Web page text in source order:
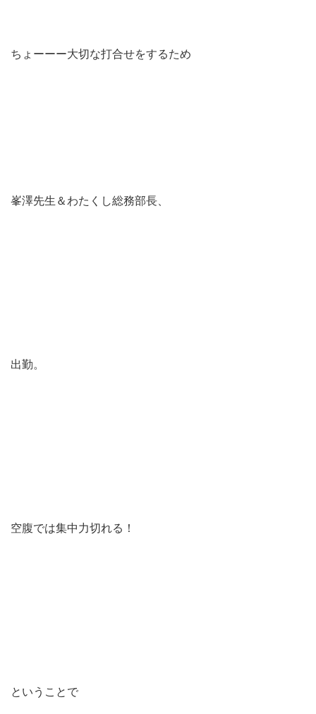
ちょーーー大切な打合せをするため
峯澤先生＆わたくし総務部長、
出勤。
空腹では集中力切れる！
ということで